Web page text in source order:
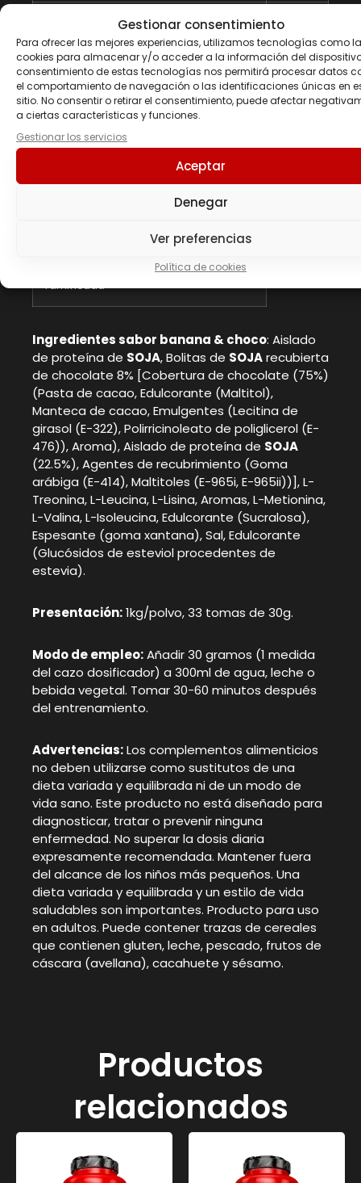
Gestionar consentimiento
Para ofrecer las mejores experiencias, utilizamos tecnologías como
cookies para almacenar y/o acceder a la información del
consentimiento de estas tecnologías nos permitirá procesar datos
el comportamiento de navegación o las identificaciones únicas en
sitio. No consentir o retirar el consentimiento, puede afectar
a ciertas características y funciones.
Gestionar los servicios
Aceptar
Denegar
Ver preferencias
Política de cookies
2.64
L-Metionina 2.04
L-Cisteína 0.72
L-Fenilalanina 3.43
L-Lisína 6.15
*BCAAs, aminoácidos de cadena
ramificada
Ingredientes sabor banana & choco: Aislado
de proteína de SOJA, Bolitas de SOJArecubierta
de chocolate 8% [Cobertura de chocolate (75%)
(Pasta de cacao, Edulcorante (Maltitol),
Manteca de cacao, Emulgentes (Lecitina de
girasol (E-322), Polirricinoleato de poliglicerol (E-
476)), Aroma), Aislado de proteína de SOJA
(22.5%), Agentes de recubrimiento (Goma
arábiga (E-414), Maltitoles (E-965i, E-965ii))], L-
Treonina, L-Leucina, L-Lisina, Aromas, L-Metionina,
L-Valina, L-Isoleucina, Edulcorante (Sucralosa),
Espesante (goma xantana), Sal, Edulcorante
(Glucósidos de esteviol procedentes de
estevia).
Presentación:1kg/polvo, 33 tomas de 30g.
Modo de empleo:Añadir 30 gramos (1 medida
del cazo dosificador) a 300ml de agua, leche o
bebida vegetal. Tomar 30-60 minutos después
del entrenamiento.
Advertencias:Los complementos alimenticios
no deben utilizarse como sustitutos de una
dieta variada y equilibrada ni de un modo de
vida sano. Este producto no está diseñado para
diagnosticar, tratar o prevenir ninguna
enfermedad. No superar la dosis diaria
expresamente recomendada. Mantener fuera
del alcance de los niños más pequeños. Una
dieta variada y equilibrada y un estilo de vida
saludables son importantes. Producto para uso
en adultos. Puede contener trazas de cereales
que contienen gluten, leche, pescado, frutos de
cáscara (avellana), cacahuete y sésamo.
Productos
relacionados